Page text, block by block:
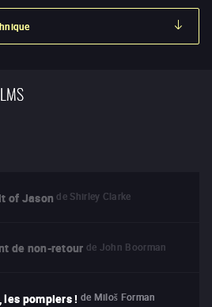
of Jason de Shirley Clarke
de non-retour de John Boorman
les pompiers ! de Miloš Forman